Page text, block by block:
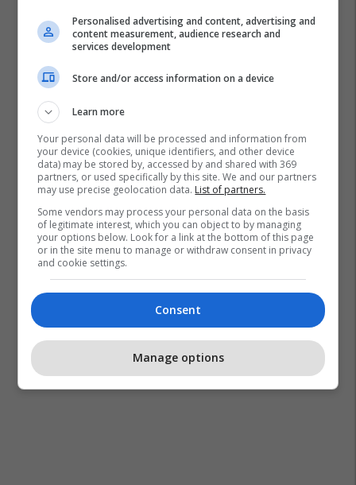
Motoçikleta
Personalised advertising and content, advertising and
content measurement, audience research and
services development
Store and/or access information on a device
Learn more
Your personal data will be processed and information from
your device (cookies, unique identifiers, and other device
data) may be stored by, accessed by and shared with 369
partners, or used specifically by this site. We and our partners
may use precise geolocation data. List of partners.
Some vendors may process your personal data on the basis
of legitimate interest, which you can object to by managing
your options below. Look for a link at the bottom of this page
or in the site menu to manage or withdraw consent in privacy
and cookie settings.
Consent
Manage options